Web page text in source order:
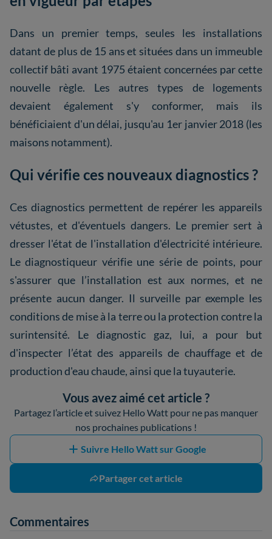
Dans un premier temps, seules les installations
datant de plus de 15 ans et situées dans un immeuble
collectif bâti avant 1975 étaient concernées par cette
nouvelle règle. Les autres types de logements
devaient également s'y conformer, mais ils
bénéficiaient d'un délai, jusqu'au 1er janvier 2018 (les
maisons notamment).
Qui vérifie ces nouveaux diagnostics ?
Ces diagnostics permettent de repérer les appareils
vétustes, et d'éventuels dangers. Le premier sert à
dresser l'état de l'installation d'électricité intérieure.
Le diagnostiqueur vérifie une série de points, pour
s'assurer que l’installation est aux normes, et ne
présente aucun danger. Il surveille par exemple les
conditions de mise à la terre ou la protection contre la
surintensité. Le diagnostic gaz, lui, a pour but
d'inspecter l’état des appareils de chauffage et de
production d'eau chaude, ainsi que la tuyauterie.
Vous avez aimé cet article ?
Partagez l’article et suivez Hello Watt pour ne pas manquer
nos prochaines publications !
Suivre Hello Watt sur Google
Partager cet article
Commentaires